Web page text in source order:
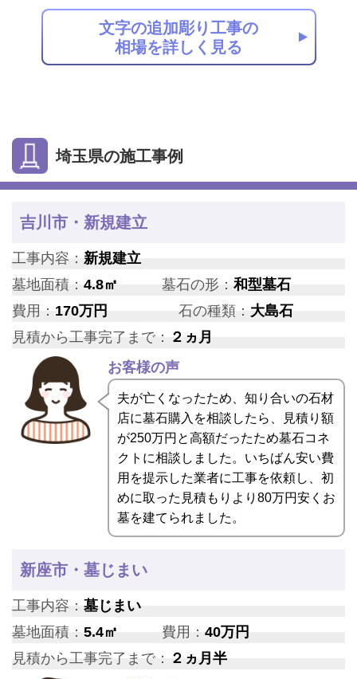
文字の追加彫り工事の
相場を詳しく見る
埼玉県の施工事例
吉川市・新規建立
工事内容： 新規建立
墓地面積： 4.8㎡ 墓石の形：和型墓石
費用： 170万円 石の種類： 大島石
見積から工事完了まで： ２ヵ月
お客様の声
夫が亡くなったため、知り合いの石材
店に墓石購入を相談したら、見積り額
が250万円と高額だったため墓石コネ
クトに相談しました。いちばん安い費
用を提示した業者に工事を依頼し、初
めに取った見積もりより80万円安くお
墓を建てられました。
新座市・墓じまい
工事内容： 墓じまい
墓地面積： 5.4㎡ 費用：40万円
見積から工事完了まで： ２ヵ月半